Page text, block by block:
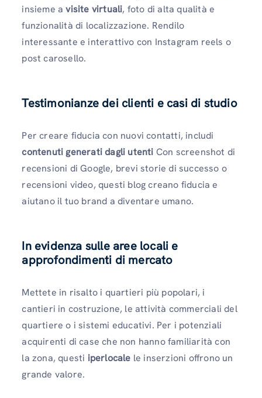
insieme avisite virtuali, foto di alta qualità e
funzionalità di localizzazione. Rendilo
interessante e interattivo con Instagram reels o
post carosello.
Testimonianze dei clienti e casi di studio
Per creare fiducia con nuovi contatti, includi
contenuti generati dagli utenti Con screenshot di
recensioni di Google, brevi storie di successo o
recensioni video, questi blog creano fiducia e
aiutano il tuo brand a diventare umano.
In evidenza sulle aree locali e
approfondimenti di mercato
Mettete in risalto i quartieri più popolari, i
cantieri in costruzione, le attività commerciali del
quartiere o i sistemi educativi. Per i potenziali
acquirenti di case che non hanno familiarità con
la zona, questi iperlocale le inserzioni offrono un
grande valore.